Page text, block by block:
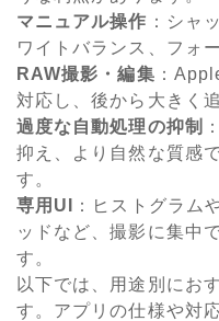
マニュアル操作 ：シャ
ワイトバランス、フォ
RAW撮影・編集 ：
対応し、後から大きく
過度な自動処理の抑制
抑え、より自然な質感
す。
専用UI
：ヒストグラム
ッドなど、撮影に集中
す。
以下では、用途別にお
す。アプリの仕様や対